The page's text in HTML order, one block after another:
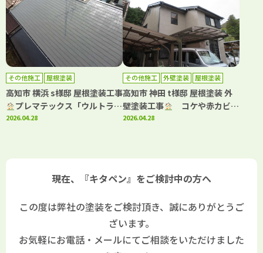
その他施工 屋根塗装
高知市 横浜 s様邸 屋根塗装工事
プレマテックス「ウルトラ
Si」で施工しました！
2026.04.28
その他施工 外壁塗装 屋根塗装
高知市 神田 t様邸 屋根塗装 外
壁塗装工事
コケや赤カビ発
生を抑制日本ペイント「パーフ
2026.04.28
現在、『キタペン』をご検討中の方へ
この度は弊社の塗装をご検討頂き、誠にありがとうご
ざいます。
お気軽にお電話・メールにてご相談をいただけました